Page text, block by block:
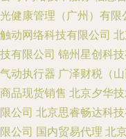
光健康管理（广州）有限
触动网络科技有限公司
技有限公司 锦州星创科
气动执行器 广泽财税（
商品现货销售 北京夕华
限公司 北京思睿畅达科
限公司 国内贸易代理 北